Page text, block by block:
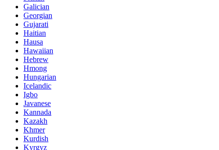
Galician
Georgian
Gujarati
Haitian
Hausa
Hawaiian
Hebrew
Hmong
Hungarian
Icelandic
Igbo
Javanese
Kannada
Kazakh
Khmer
Kurdish
Kyrgyz